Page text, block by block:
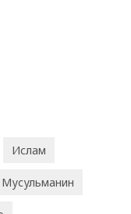
Ислам
Мусульманин